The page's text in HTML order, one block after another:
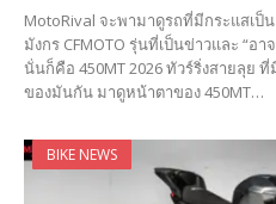
MotoRival จะพามาดูรถที่มีกระแสเ
มังกร CFMOTO รุ่นที่เป็นข่าวและ “อ
นั่นก็คือ 450MT 2026 ทัวร์ริ่งสายลุย
ของมันกัน มาดูหน้าตาของ 450MT…
BIKE NEWS